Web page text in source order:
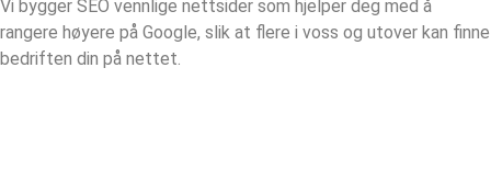
Vi bygger SEO vennlige nettsider som hjelper deg med å
rangere høyere på Google, slik at flere i voss og utover kan finne
bedriften din på nettet.